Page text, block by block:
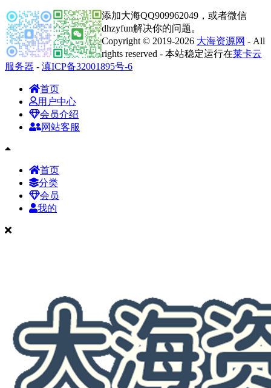
添加大海QQ909962049，或者微信
dhzyfun解决你的问题。
Copyright © 2019-2026 大海资源网 - All
rights reserved - 本站稳定运行在莱卡云
服务器 - 滇ICP备32001895号-6
首页
用户中心
会员介绍
网站客服
首页
分类
会员
我的